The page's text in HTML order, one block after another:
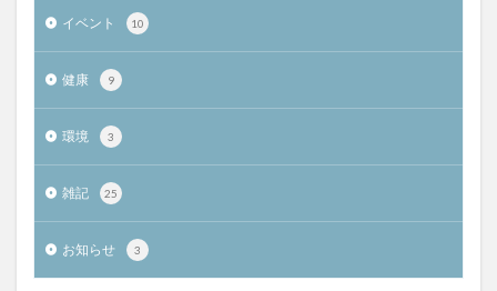
イベント 10
健康 9
環境 3
雑記 25
お知らせ 3